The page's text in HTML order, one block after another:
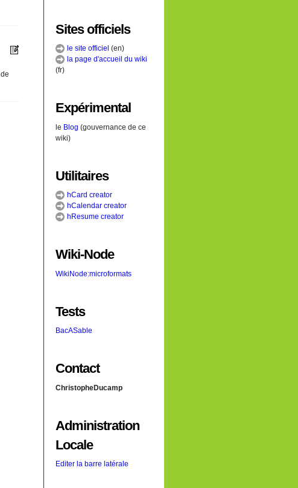
Sites officiels
le site officiel (en)
la page d'accueil du wiki
(fr)
Expérimental
le Blog (gouvernance de ce
wiki)
Utilitaires
hCard creator
hCalendar creator
hResume creator
Wiki-Node
WikiNode:microformats
Tests
BacASable
Contact
ChristopheDucamp
Administration
Locale
Editer la barre latérale